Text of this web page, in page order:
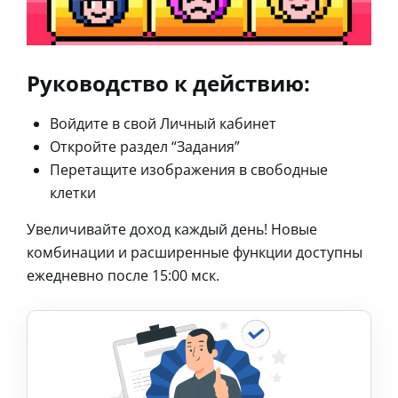
Руководство к действию:
Войдите в свой Личный кабинет
Откройте раздел “Задания”
Перетащите изображения в свободные
клетки
Увеличивайте доход каждый день! Новые
комбинации и расширенные функции доступны
ежедневно после 15:00 мск.